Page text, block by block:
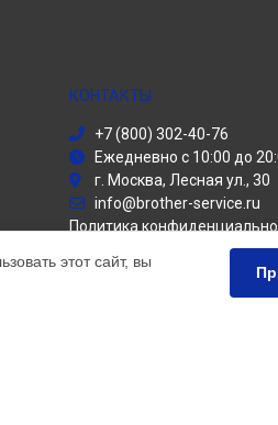
КОНТАКТЫ
+7 (800) 302-40-76
Ежедневно с 10:00 до
г. Москва, Лесная ул., 30
info@brother-service.ru
Политика
Способы оплаты
этот сайт, вы